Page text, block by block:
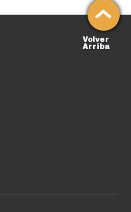
Volver
Arriba